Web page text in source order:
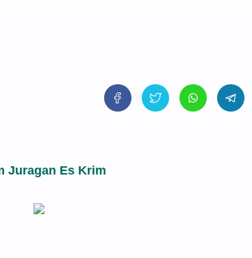
Juragan Es Krim